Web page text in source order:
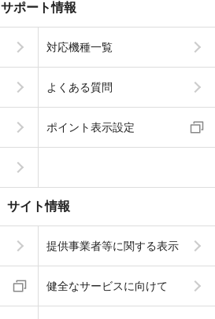
サポート情報
対応機種一覧
よくある質問
ポイント表示設定
サイト情報
提供事業者等に関する表示
健全なサービスに向けて